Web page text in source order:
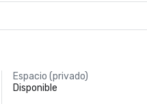
Espacio (privado)
Disponible